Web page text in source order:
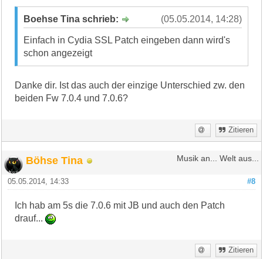
(05.05.2014, 14:28)
Boehse Tina schrieb:
Einfach in Cydia SSL Patch eingeben dann wird's
schon angezeigt
Danke dir. Ist das auch der einzige Unterschied zw. den
beiden Fw 7.0.4 und 7.0.6?
Zitieren
Böhse Tina Musik an... Welt aus...
#8
05.05.2014, 14:33
Ich hab am 5s die 7.0.6 mit JB und auch den Patch
drauf...
Zitieren